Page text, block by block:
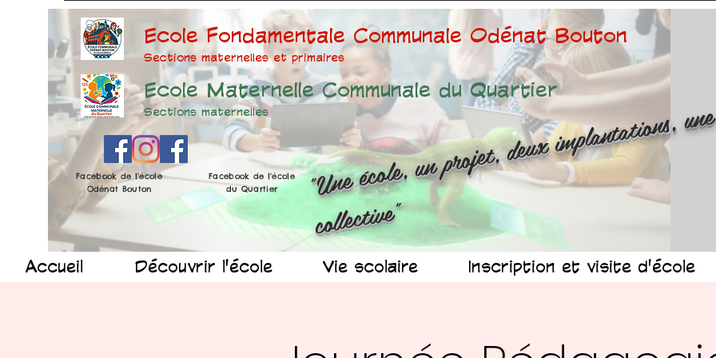
Ecole Fondamentale Communale Odénat Bouton
Sections maternelles et primaires
Ecole Maternelle Communale du Quartier
Sections maternelles ne
n
x
"
Facebook de l'école
Odénat Bouton
Facebook de l'école
du Quartier
Accueil Découvrir l'école Vie scolaire Inscription et visite d'école